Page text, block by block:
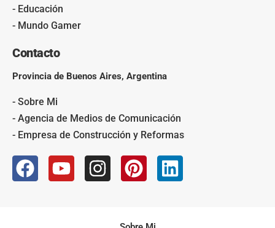
- Educación
- Mundo Gamer
Contacto
Provincia de Buenos Aires, Argentina
- Sobre Mi
- Agencia de Medios de Comunicación
- Empresa de Construcción y Reformas